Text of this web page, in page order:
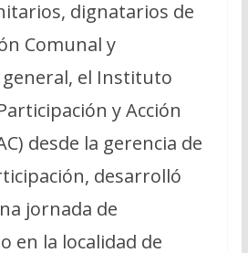
dignatarios de
Comunal y
el Instituto
y Acción
desde la gerencia de
desarrolló
jornada de
en la localidad de